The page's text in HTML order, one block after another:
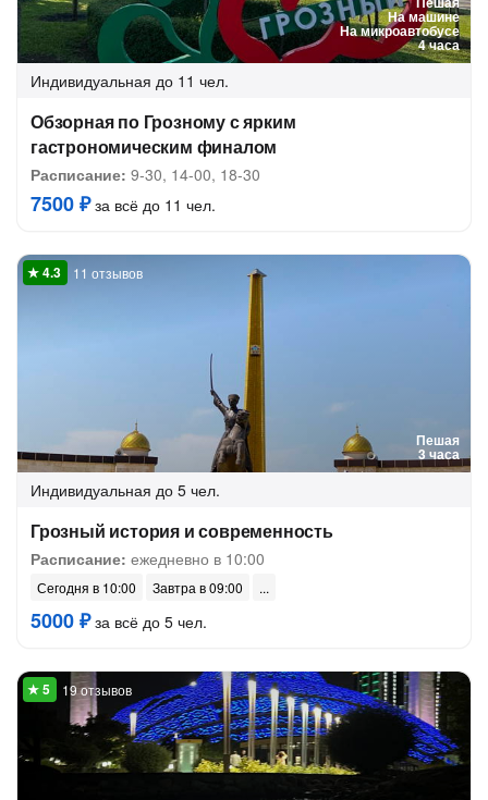
На машине
На микроавтобусе
4 часа
Индивидуальная до 11 чел.
Обзорная по Грозному с ярким
гастрономическим финалом
Расписание: 9-30, 14-00, 18-30
7500 ₽за всё до 11 чел.
Пешая
3 часа
11 отзывов
Индивидуальная до 5 чел.
Грозный история и современность
Расписание: ежедневно в 10:00
Сегодня в 10:00 Завтра в 09:00
5000 ₽за всё до 5 чел.
19 отзывов